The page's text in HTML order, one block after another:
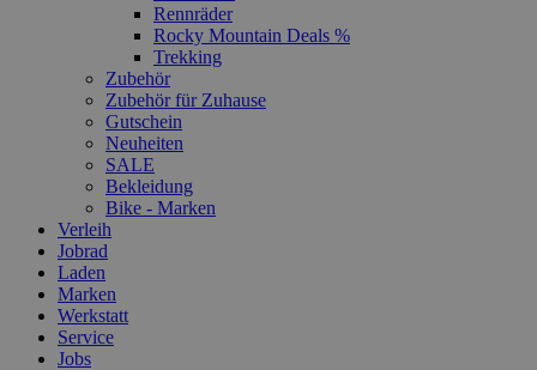
Rennräder
Rocky Mountain Deals %
Trekking
Zubehör
Zubehör für Zuhause
Gutschein
Neuheiten
SALE
Bekleidung
Bike - Marken
Verleih
Jobrad
Laden
Marken
Werkstatt
Service
Jobs